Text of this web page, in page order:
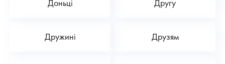
Доньці Другу
Дружині Друзям